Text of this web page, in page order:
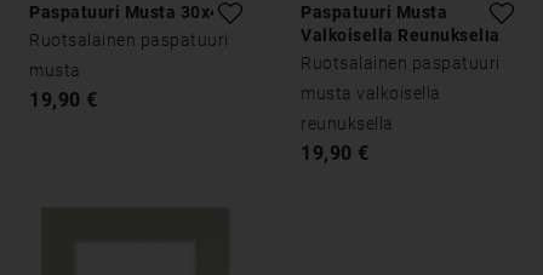
Paspatuuri Musta 30x40
Ruotsalainen paspatuuri
musta
19,90 €
Paspatuuri Musta
Valkoisella Reunuksella
30x40
Ruotsalainen paspatuuri
musta valkoisella
reunuksella
19,90 €